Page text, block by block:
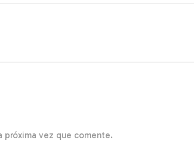
próxima vez que comente.